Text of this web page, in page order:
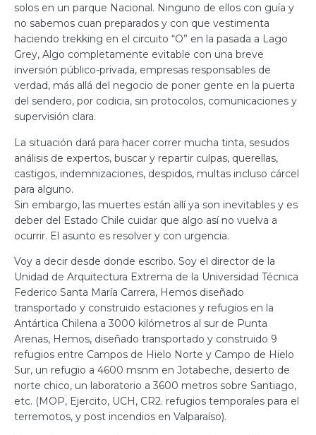
solos en un parque Nacional. Ninguno de ellos con guía y
no sabemos cuan preparados y con que vestimenta
haciendo trekking en el circuito “O” en la pasada a Lago
Grey, Algo completamente evitable con una breve
inversión público-privada, empresas responsables de
verdad, más allá del negocio de poner gente en la puerta
del sendero, por codicia, sin protocolos, comunicaciones y
supervisión clara.
La situación dará para hacer correr mucha tinta, sesudos
análisis de expertos, buscar y repartir culpas, querellas,
castigos, indemnizaciones, despidos, multas incluso cárcel
para alguno.
Sin embargo, las muertes están allí ya son inevitables y es
deber del Estado Chile cuidar que algo así no vuelva a
ocurrir. El asunto es resolver y con urgencia.
Voy a decir desde donde escribo. Soy el director de la
Unidad de Arquitectura Extrema de la Universidad Técnica
Federico Santa María Carrera, Hemos diseñado
transportado y construido estaciones y refugios en la
Antártica Chilena a 3000 kilómetros al sur de Punta
Arenas, Hemos, diseñado transportado y construido 9
refugios entre Campos de Hielo Norte y Campo de Hielo
Sur, un refugio a 4600 msnm en Jotabeche, desierto de
norte chico, un laboratorio a 3600 metros sobre Santiago,
etc. (MOP, Ejercito, UCH, CR2. refugios temporales para el
terremotos, y post incendios en Valparaíso).